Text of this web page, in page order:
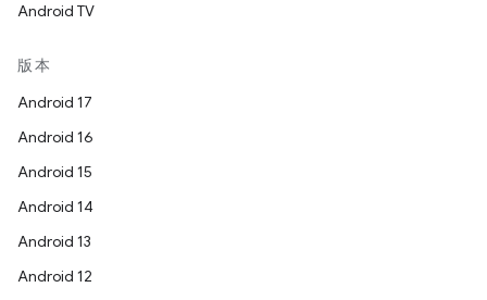
Android TV
版本
Android 17
Android 16
Android 15
Android 14
Android 13
Android 12